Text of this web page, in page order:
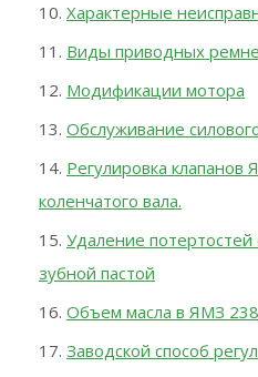
Характерные
Виды приводных
Модификации мотора
Обслуживание
Регулировка
коленчатого вала.
Удаление потертостей
зубной пастой
Объем масла в ЯМЗ 238
Заводской способ